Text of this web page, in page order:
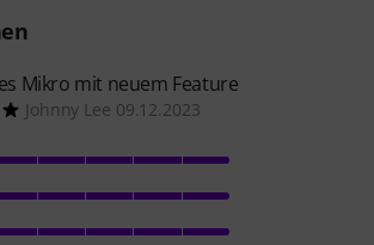
Mikro mit neuem Feature
Johnny Lee 09.12.2023